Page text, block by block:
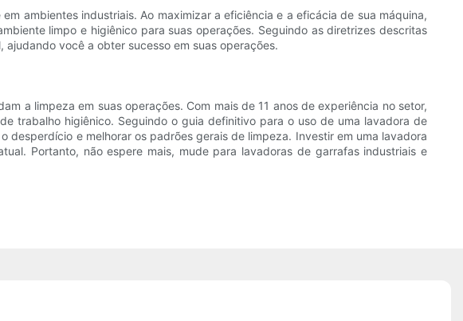
ambientes industriais. Ao maximizar a eficiência e a eficácia de sua máquina,
limpo e higiênico para suas operações. Seguindo as diretrizes descritas
você a obter sucesso em suas operações.
a limpeza em suas operações. Com mais de 11 anos de experiência no setor,
trabalho higiênico. Seguindo o guia definitivo para o uso de uma lavadora de
e melhorar os padrões gerais de limpeza. Investir em uma lavadora
Portanto, não espere mais, mude para lavadoras de garrafas industriais e